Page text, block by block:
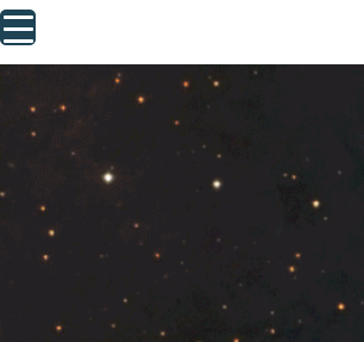
Skip
to
content